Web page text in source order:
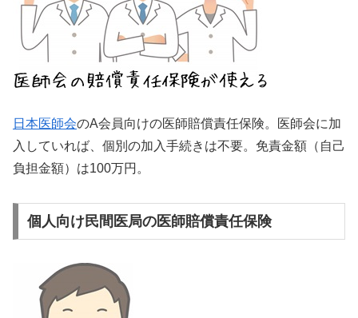
日本医師会のA会員向けの医師賠償責任保険。
医師会に加
入していれば、個別の加入手続きは不要。免責金額（自己
負担金額）は100万円。
個人向け民間医局の医師賠償責任保険